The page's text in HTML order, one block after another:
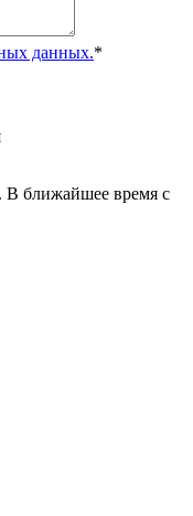
данных.*
В ближайшее время с